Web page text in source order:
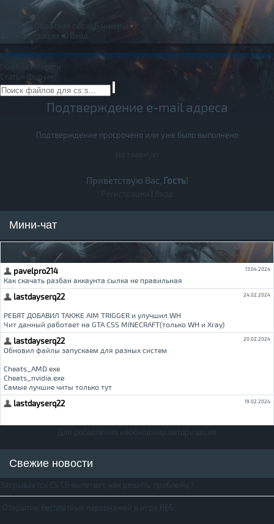
Обратная связь
Баннеры
Регистрация
Вход
Главная
Новости
Статьи Форум
Подтверждение e-mail адреса
Подтверждение просрочено или уже было выполнено
Приветствую Вас, Гость!
Мини-чат
Свежие новости